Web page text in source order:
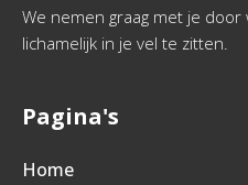
We nemen graag met je
lichamelijk in je vel te zitten.
Pagina's
Home